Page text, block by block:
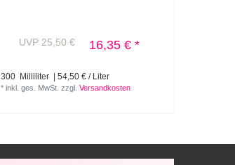
UVP 25,50 € 16,35 € *
300 Milliliter | 54,50 € / Liter
*inkl. ges. MwSt. zzgl.Versandkosten